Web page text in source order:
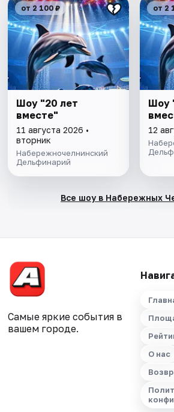
от 2 100 ₽
Шоу "20 лет
вместе"
11 августа 2026 •
вторник
Набережночелнинский
Дельфинарий
от 2
Шоу
12
Все шоу в Набережных
Самые яркие события в
вашем городе.
О нас